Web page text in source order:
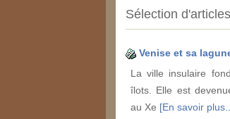
Sélection d'articles
Venise et sa
La ville insulaire
îlots. Elle est
au Xe [En savoir